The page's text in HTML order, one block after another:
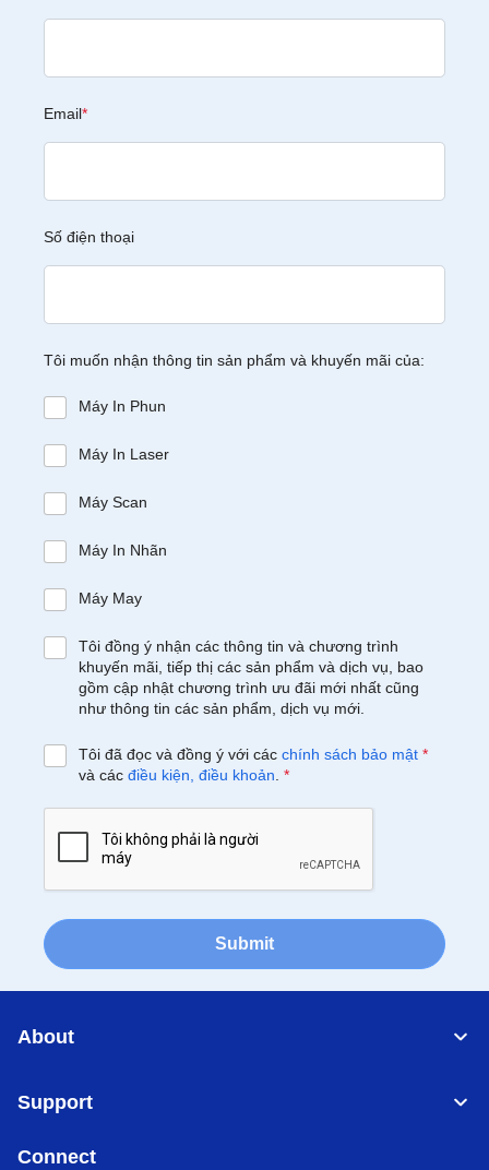
Email*
Số điện thoại
Tôi muốn nhận thông tin sản phẩm và khuyến mãi của:
Máy In Phun
Máy In Laser
Máy Scan
Máy In Nhãn
Máy May
Tôi đồng ý nhận các thông tin và chương trình
khuyến mãi, tiếp thị các sản phẩm và dịch vụ, bao
gồm cập nhật chương trình ưu đãi mới nhất cũng
như thông tin các sản phẩm, dịch vụ mới.
Tôi đã đọc và đồng ý với các chính sách bảo mật *
và các điều kiện, điều khoản *
Submit
About
Support
Connect